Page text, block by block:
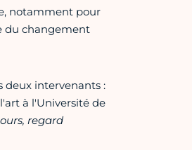
notamment pour
du changement
deux intervenants :
à l'Université de
regard